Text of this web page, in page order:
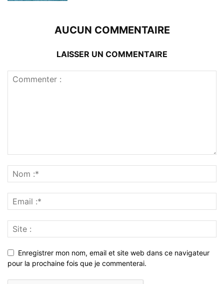
AUCUN COMMENTAIRE
LAISSER UN COMMENTAIRE
Enregistrer mon nom, email et site web dans ce navigateur
pour la prochaine fois que je commenterai.